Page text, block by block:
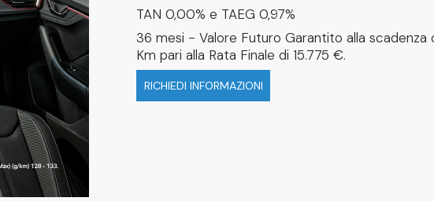
TAN 0,00% e TAEG 0,97%
36 mesi - Valore Futuro Garantito alla
Km pari alla Rata Finale di 15.775 €.
RICHIEDI INFORMAZIONI